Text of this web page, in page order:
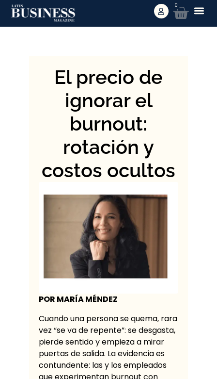
0
El precio de
ignorar el
burnout:
rotación y
costos ocultos
POR MARÍA MÉNDEZ
Cuando una persona se quema, rara
vez “se va de repente”: se desgasta,
pierde sentido y empieza a mirar
puertas de salida. La evidencia es
contundente: las y los empleados